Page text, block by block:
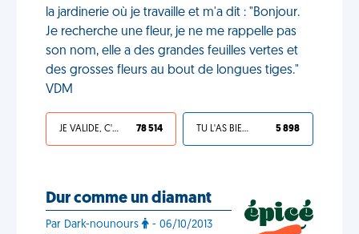
la jardinerie où je travaille et m'a dit : "Bonjour.
Je recherche une fleur, je ne me rappelle pas
son nom, elle a des grandes feuilles vertes et
des grosses fleurs au bout de longues tiges."
VDM
JE VALIDE, C'EST UNE VDM 78 514 TU L'AS BIEN MÉRITÉ 5 898
Dur comme un diamant
Par Dark-nounours
- 06/10/2013